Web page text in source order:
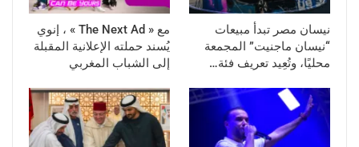
نيسان مصر تبدأ مبيعات
“نيسان ماجنيت” المجمعة
محليًا، وتُعِيد تعريف فئة…
مع « The Next Ad » ، إنوي
يُسند حملته الإعلانية المقبلة
إلى الشباب المغربي